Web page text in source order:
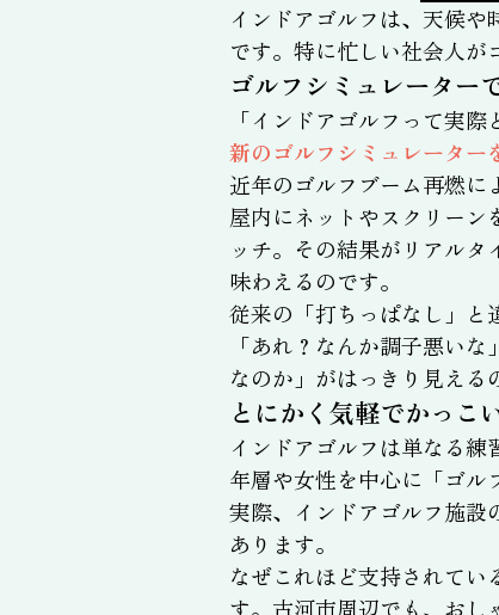
インドアゴルフは、天候
です。特に忙しい社会人
ゴルフシミュレーター
「インドアゴルフって実
新のゴルフシミュレーター
近年のゴルフブーム再燃に
屋内にネットやスクリー
ッチ。その結果がリアル
味わえるのです。
従来の「打ちっぱなし」と
「あれ？なんか調子悪い
なのか」がはっきり見える
とにかく気軽でかっこ
インドアゴルフは単なる
年層や女性を中心に「ゴ
実際、インドアゴルフ施
あります。
なぜこれほど支持されて
す。古河市周辺でも、お